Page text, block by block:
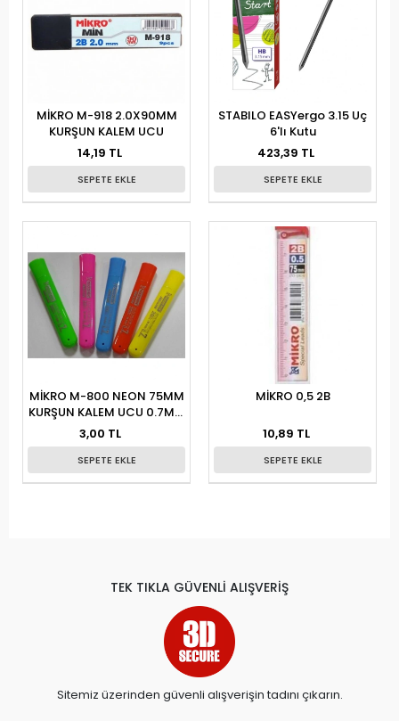
MİKRO M-918 2.0X90MM
KURŞUN KALEM UCU
14,19 TL
SEPETE EKLE
STABILO EASYergo 3.15 Uç
6'lı Kutu
423,39 TL
SEPETE EKLE
MİKRO M-800 NEON 75MM
KURŞUN KALEM UCU 0.7MM
STAND
3,00 TL
SEPETE EKLE
MİKRO 0,5 2B
10,89 TL
SEPETE EKLE
TEK TIKLA GÜVENLİ ALIŞVERİŞ
Sitemiz üzerinden güvenli alışverişin tadını çıkarın.